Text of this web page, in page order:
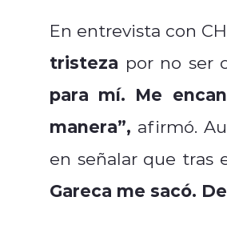
En entrevista con
tristeza por no ser
para mí. Me
manera”, afirmó.
en señalar que tras
Gareca me sacó.